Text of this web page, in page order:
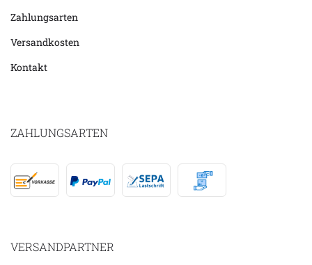
Zahlungsarten
Versandkosten
Kontakt
ZAHLUNGSARTEN
VERSANDPARTNER